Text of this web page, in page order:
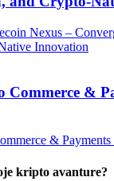
Commerce &
kripto avanture?